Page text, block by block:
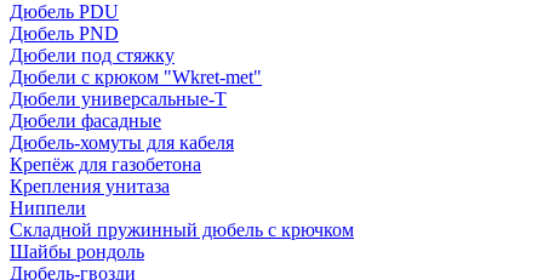
Дюбель PDU
Дюбель PND
Дюбели под стяжку
Дюбели с крюком "Wkret-met"
Дюбели универсальные-Т
Дюбели фасадные
Дюбель-хомуты для кабеля
Крепёж для газобетона
Крепления унитаза
Ниппели
Складной пружинный дюбель с крючком
Шайбы рондоль
Дюбель-гвозди